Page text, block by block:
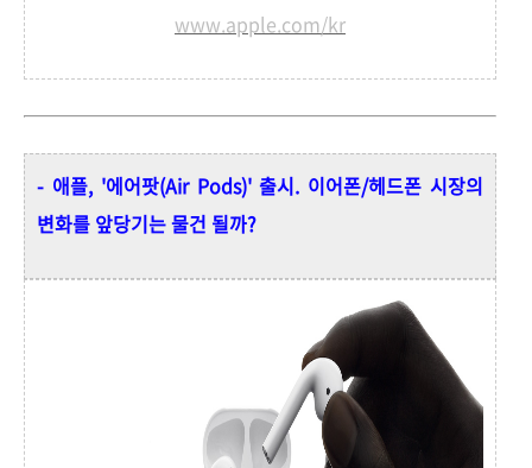
www.apple.com/kr
- 애플, '에어팟(Air Pods)' 출시. 이어폰/헤드폰 시장의
변화를 앞당기는 물건 될까?